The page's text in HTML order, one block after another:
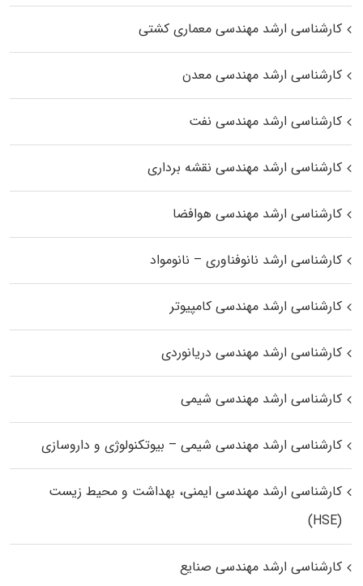
کارشناسی ارشد مهندسی معماری کشتی
کارشناسی ارشد مهندسی معدن
کارشناسی ارشد مهندسی نفت
کارشناسی ارشد مهندسی نقشه برداری
کارشناسی ارشد مهندسی هوافضا
کارشناسی ارشد نانوفناوری – نانومواد
کارشناسی ارشد مهندسی کامپیوتر
کارشناسی ارشد مهندسی دریانوردی
کارشناسی ارشد مهندسی شیمی
کارشناسی ارشد مهندسی شیمی – بیوتکنولوژی و داروسازی
کارشناسی ارشد مهندسی ایمنی، بهداشت و محیط زیست
(HSE)
کارشناسی ارشد مهندسی صنایع